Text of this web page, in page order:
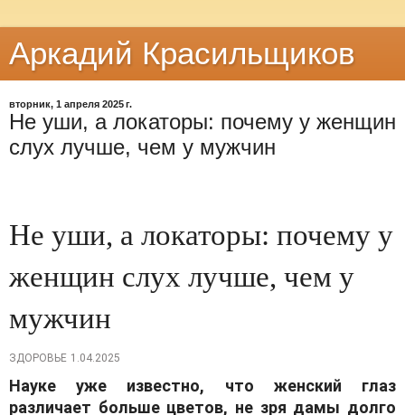
Аркадий Красильщиков
вторник, 1 апреля 2025 г.
Не уши, а локаторы: почему у женщин
слух лучше, чем у мужчин
Не уши, а локаторы: почему у
женщин слух лучше, чем у
мужчин
ЗДОРОВЬЕ 1.04.2025
Науке уже известно, что женский глаз
различает больше цветов, не зря дамы долго